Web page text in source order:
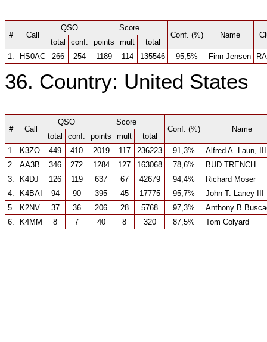
# Call
QSO
Score
Conf. (%)
Name
total
conf. points mult
total
1.
HS0AC 266 254 1189 114 135546 95,5% Finn Jensen
36. Country: United States
# Call
QSO
Score
Conf. (%)
Name
total
conf. points mult
total
1.
K3ZO 449 410 2019 117 236223 91,3%
Alfred A. Laun, III
2.
AA3B 346 272 1284 127 163068 78,6%
BUD TRENCH
3.
K4DJ 126 119 637 67 42679 94,4%
Richard Moser
4.
K4BAI 94 90 395 45 17775 95,7%
John T. Laney III
5.
K2NV 37 36 206 28 5768 97,3%
Anthony B
6.
K4MM 8 7 40 8 320 87,5% Tom Colyard